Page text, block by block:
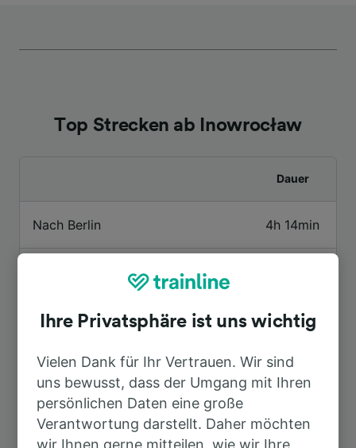
Top Strecken ab Inowrocław
Dauer
Nach Berlin 4h 14min
Nach Prag 6h 50min
Nach Berlin Hbf 2h 40min
Nach Hamburg
Ihre Privatsphäre ist uns wichtig
Vielen Dank für Ihr Vertrauen. Wir sind
uns bewusst, dass der Umgang mit Ihren
persönlichen Daten eine große
Verantwortung darstellt. Daher möchten
wir Ihnen gerne mitteilen, wie wir Ihre